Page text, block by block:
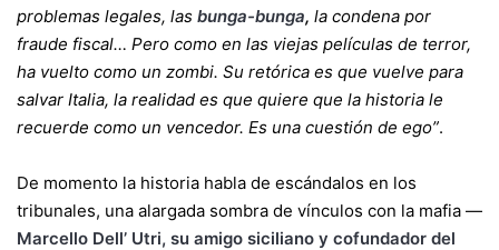
problemas legales, las bunga-bunga, la condena por
fraude fiscal… Pero como en las viejas películas de terror,
ha vuelto como un zombi. Su retórica es que vuelve para
salvar Italia, la realidad es que quiere que la historia le
recuerde como un vencedor. Es una cuestión de ego”.
De momento la historia habla de escándalos en los
tribunales, una alargada sombra de vínculos con la mafia —
Marcello Dell’ Utri, su amigo siciliano y cofundador del